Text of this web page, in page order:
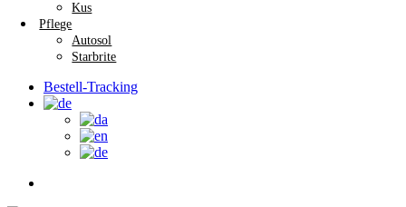
Kus
Pflege
Autosol
Starbrite
Bestell-Tracking